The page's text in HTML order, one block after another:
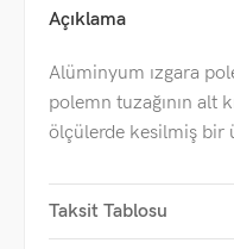
Açıklama
Alüminyum ızgara
polemn tuzağının alt
ölçülerde kesilmiş bir
Taksit Tablosu